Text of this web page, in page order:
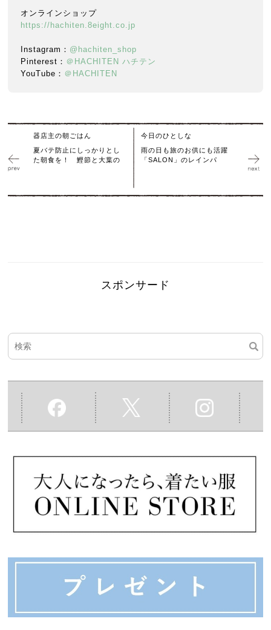
オンラインショップ
https://hachiten.8eight.co.jp
Instagram： @hachiten_shop
Pinterest： ＠HACHITEN ハチテン
YouTube： ＠HACHITEN
器店主の朝ごはん
夏バテ防止にしっかりとし
た朝食を！ 鰹節と大葉の
今日のひとしな
雨の日も旅のお供にも活躍
「SALON」のレインパ
スポンサード